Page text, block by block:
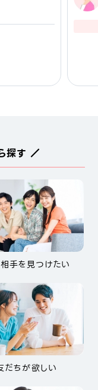
探す ／
手を見つけたい
だちが欲しい